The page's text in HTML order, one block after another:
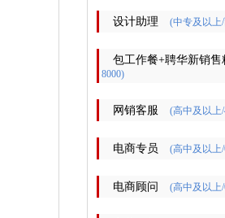
设计助理 (中专及以上
包工作餐+聘华新销售
8000)
网销客服 (高中及以上/
电商专员 (高中及以上/
电商顾问 (高中及以上/